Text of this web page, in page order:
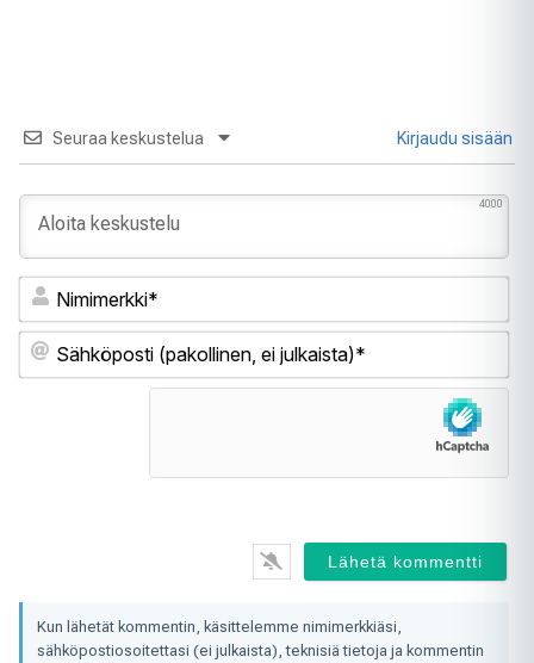
Seuraa keskustelua Kirjaudu sisään
4000
ei
Kun lähetät kommentin, käsittelemme nimimerkkiäsi,
sähköpostiosoitettasi (ei julkaista), teknisiä tietoja ja kommentin